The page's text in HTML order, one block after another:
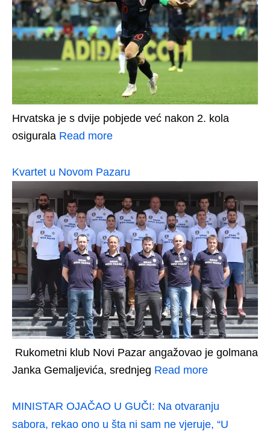
Hrvatska je s dvije pobjede već nakon 2. kola
osigurala Read more
Kvartet u Novom Pazaru
Rukometni klub Novi Pazar angažovao je golmana
Janka Gemaljevića, srednjeg Read more
MINISTAR OJAČAO U GUČI: Na otvaranju
sabora, rekao ono u šta ni sam ne vjeruje, “U